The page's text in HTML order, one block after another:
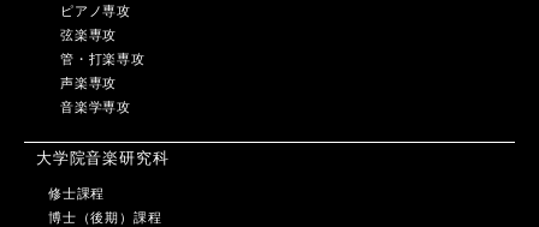
ピアノ専攻
弦楽専攻
管・打楽専攻
声楽専攻
音楽学専攻
大学院音楽研究科
修士課程
博士（後期）課程